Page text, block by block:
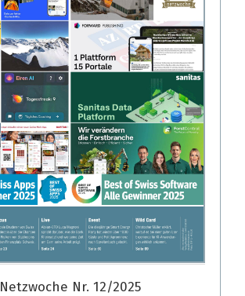
Netzwoche Nr. 12/2025